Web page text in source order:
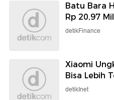
Batu Bara
Rp 20,97
detikFinance
Xiaomi
Bisa Lebih
detikInet